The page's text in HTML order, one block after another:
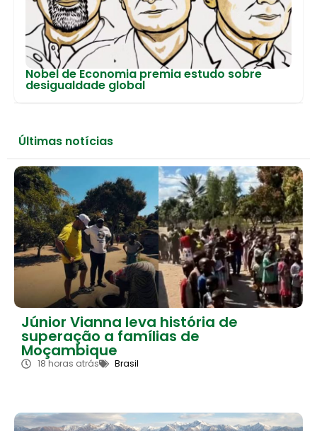
Nobel de Economia premia estudo sobre
desigualdade global
Últimas notícias
Júnior Vianna leva história de
superação a famílias de
Moçambique
18 horas atrás Brasil